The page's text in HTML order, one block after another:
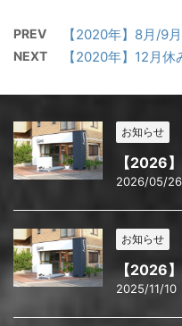
PREV 【2020年】8月/9
NEXT 【2020年】12月
お知らせ
【2026
2026/05/26
お知らせ
【2026
2025/11/10